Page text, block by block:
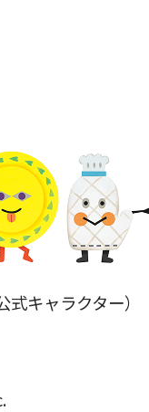
キャラクター）